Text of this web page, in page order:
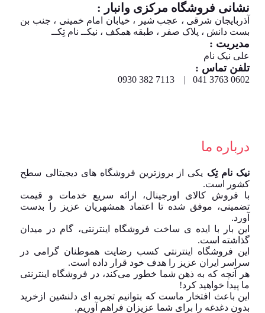
نشانی فروشگاه مرکزی وانبار :
آذربایجان شرقی ، عجب شیر ، خیابان امام خمینی ، جنب بن
بست دانش ، پلاک صفر ، طبقه همکف ، نیکــ نام تِکــ
مدیریت :
علی نیک نام
تلفن تماس :
0602 3763 041 | 7113 382 0930
درباره ما
نیک نام تِک یکی از بروزترین فروشگاه های دیجیتالی سطح
کشور است.
با فروش کالای اورجینال، ارائه سریع خدمات و قیمت
تضمینی، موفق شده تا اعتماد همشهریان عزیز را بدست
آورد.
این بار با ایده ی ساخت فروشگاه اینترنتی، گام در میدان
گذاشته است.
این فروشگاه اینترنتی کسب رضایت هموطنان گرامی در
سراسر ایران عزیز را هدف خود قرار داده است.
هر آنچه که به ذهن شما خطور می‌کند، در فروشگاه اینترنتی
ما پیدا خواهید کرد!
این باعث افتخار ماست که بتوانیم تجربه ای دلنشین ازخرید
بدون دغدغه را برای شما عزیزان فراهم آوریم.